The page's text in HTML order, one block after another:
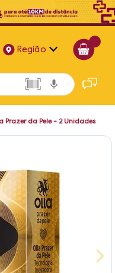
Região
Alagoas
Bahia
Prazer da Pele - 2 Unidades